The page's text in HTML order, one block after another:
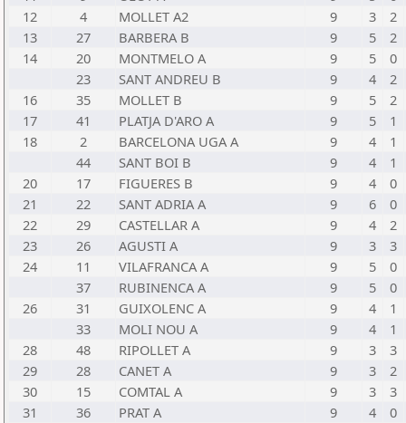
12
4 MOLLET A2 9 3
2
13
27 BARBERA B 9 5
2
14
20 MONTMELO A 9 5
0
23
SANT ANDREU B 9 4
2
16
35 MOLLET B 9 5
2
17
41 PLATJA D'ARO A 9 5
1
18
2 BARCELONA UGA A 9 4
1
44
SANT BOI B 9 4
1
20
17 FIGUERES B 9 4
0
21
22 SANT ADRIA A 9 6
0
22
29 CASTELLAR A 9 4
2
23
26 AGUSTI A 9 3
3
24
11 VILAFRANCA A 9 5
0
37
RUBINENCA A 9 5
0
26
31 GUIXOLENC A 9 4
1
33
MOLI NOU A 9 4
1
28
48 RIPOLLET A 9 3
3
29
28 CANET A 9 3
2
30
15 COMTAL A 9 3
3
31
36 PRAT A 9 4
0